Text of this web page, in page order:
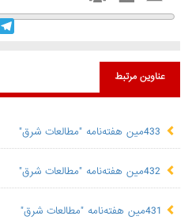
عناوین مرتبط
433مین هفته‌نامه "مطالعات شرق"
432مین هفته‌نامه "مطالعات شرق"
431مین هفته‌نامه "مطالعات شرق"